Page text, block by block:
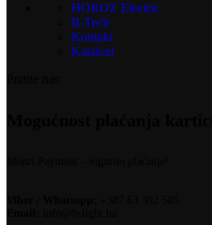
HOROZ Electric
B-Tech
Kontakt
Katalozi